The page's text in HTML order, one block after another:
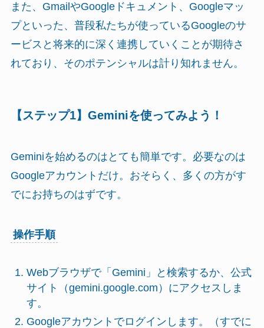
また、GmailやGoogleドキュメント、Googleマッ
プといった、普段私たちが使っているGoogleのサ
ービスと将来的に深く連携していくことが期待さ
れており、そのポテンシャルは計り知れません。
【ステップ1】Geminiを使ってみよう！
Geminiを始めるのはとても簡単です。必要なのは
Googleアカウントだけ。おそらく、多くの方がす
でにお持ちのはずです。
操作手順
Webブラウザで「Gemini」と検索するか、公式
サイト（gemini.google.com）にアクセスしま
す。
Googleアカウントでログインします。（すでに